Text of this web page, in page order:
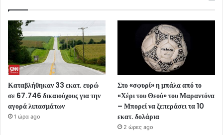
Καταβλήθηκαν 33 εκατ. ευρώ
σε 67.746 δικαιούχους για την
αγορά λιπασμάτων
1 ώρα ago
Στο «σφυρί» η μπάλα από το
«Χέρι του Θεού» του Μαραντόνα
– Μπορεί να ξεπεράσει τα 10
εκατ. δολάρια
2 ώρες ago